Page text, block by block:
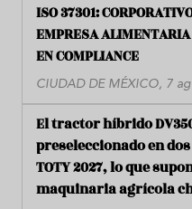
ISO 37301:
EMPRESA
EN COMPLIANCE
CIUDAD DE MÉXICO, 7
El tractor híbrido
preseleccionado en
TOTY 2027, lo que
maquinaria agrícola